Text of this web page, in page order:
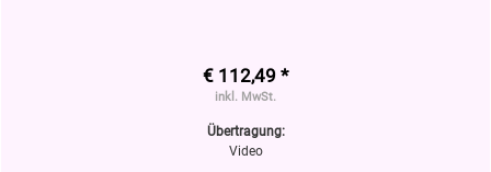
€ 112,49 *
inkl. MwSt.
Übertragung:
Video